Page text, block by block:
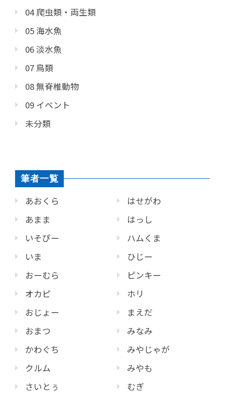
04 爬虫類・両生類
05 海水魚
06 淡水魚
07 鳥類
08 無脊椎動物
09 イベント
未分類
筆者一覧
あおくら
あまま
いそぴー
いま
おーむら
オカピ
おじょー
おまつ
かわぐち
クルム
さいとぅ
はせがわ
はっし
ハムくま
ひじー
ピンキー
ホリ
まえだ
みなみ
みやじゃが
みやも
むぎ